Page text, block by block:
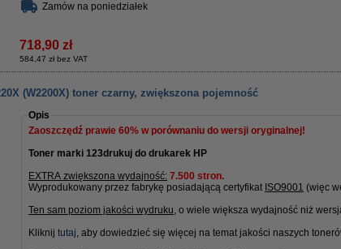
Zamów na poniedziałek
718,90 zł
584,47 zł bez VAT
(W2200X) toner czarny, zwiększona pojemność
Opis
Zaoszczędź prawie 60% w porównaniu do wersji oryginalnej!
Toner marki 123drukuj do drukarek HP
EXTRA zwiększona wydajność: 7.500 stron.
Wyprodukowany przez fabrykę posiadającą certyfikat ISO9001 (więc
Ten sam poziom jakości wydruku, o wiele większa wydajność niż
Kliknij tutaj, aby dowiedzieć się więcej na temat jakości naszych